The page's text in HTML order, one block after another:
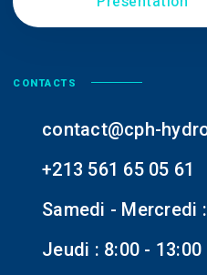
CONTACTS
contact@cph-
+213 561 65 05 61
Samedi - Mercredi
Jeudi : 8:00 - 13:00